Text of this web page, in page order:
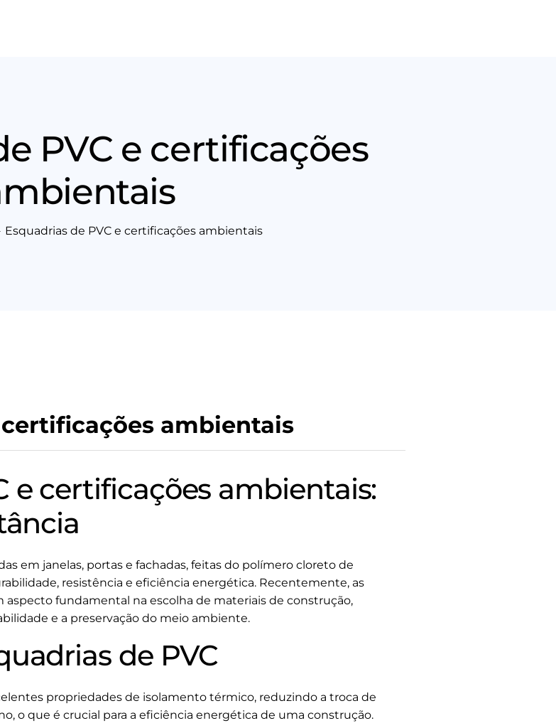
PVC e certificações
Esquadrias de PVC e certificações ambientais
certificações ambientais
e certificações ambientais:
em janelas, portas e fachadas, feitas do polímero cloreto de
resistência e eficiência energética. Recentemente, as
fundamental na escolha de materiais de construção,
e a preservação do meio ambiente.
de PVC
propriedades de isolamento térmico, reduzindo a troca de
o que é crucial para a eficiência energética de uma construção.